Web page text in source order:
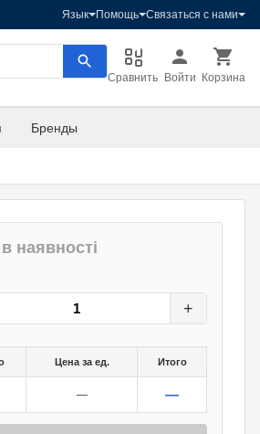
Язык Помощь Связаться с нами
Сравнить Войти Корзина
Бренды
наявності
+
Цена за ед. Итого
— —